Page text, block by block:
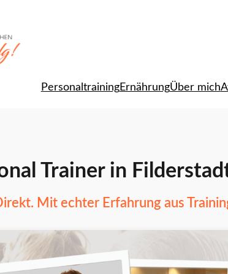
PersonaltrainingErnährungÜber mich
Trainer in
Mit echter Erfahrung aus